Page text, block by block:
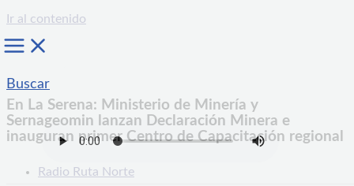
Ir al contenido
Buscar
En La Serena: Ministerio de Minería y
Sernageomin lanzan Declaración Minera e
inauguran primer Centro de Capacitación regional
Radio Ruta Norte